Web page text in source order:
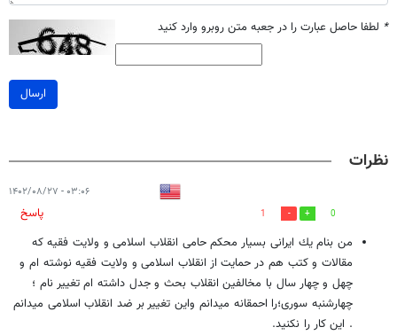
* لطفا حاصل عبارت را در جعبه متن روبرو وارد کنید
ارسال
نظرات
۰۳:۰۶ - ۱۴۰۲/۰۸/۲۷
0
1
پاسخ
من بنام يك ايرانى بسيار محكم حامى انقلاب اسلامى و ولايت فقيه كه
مقالات و كتب هم در حمايت از انقلاب اسلامى و ولايت فقيه نوشته ام و
چهل و چهار سال با مخالفين انقلاب بحث و جدل داشته ام تغيير نام ؛
چهارشنبه سورى؛را احمقانه ميدانم واين تغيير بر ضد انقلاب اسلامى ميدانم
. اين كار را نكنيد.